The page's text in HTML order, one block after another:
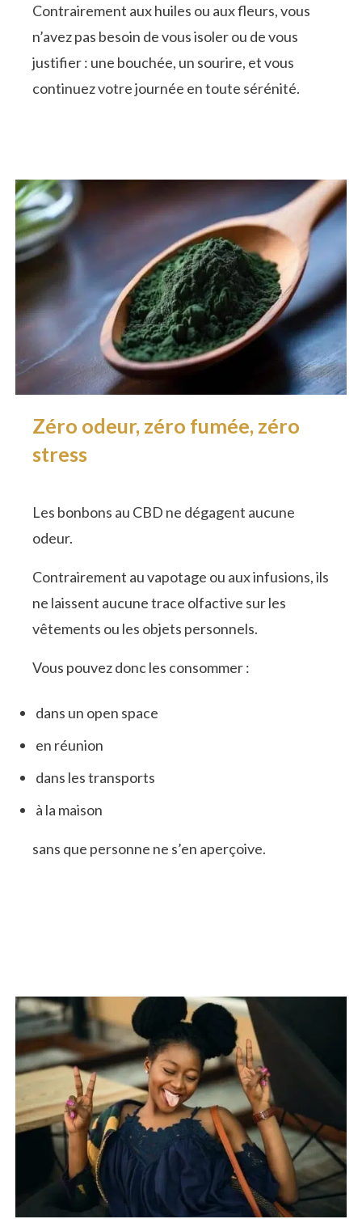
Contrairement aux huiles ou aux fleurs, vous
n’avez pas besoin de vous isoler ou de vous
justifier : une bouchée, un sourire, et vous
continuez votre journée en toute sérénité.
Zéro odeur, zéro fumée, zéro
stress
Les bonbons au CBD ne dégagent aucune
odeur.
Contrairement au vapotage ou aux infusions, ils
ne laissent aucune trace olfactive sur les
vêtements ou les objets personnels.
Vous pouvez donc les consommer :
dans un open space
en réunion
dans les transports
à la maison
sans que personne ne s’en aperçoive.